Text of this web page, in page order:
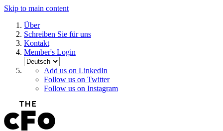
Skip to main content
Über
Schreiben Sie für uns
Kontakt
Member's Login
Add us on LinkedIn
Follow us on Twitter
Follow us on Instagram